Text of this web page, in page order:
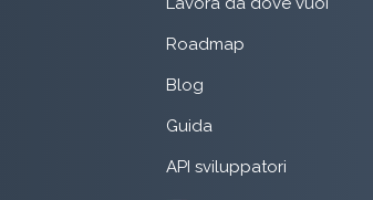
Roadmap
Blog
Guida
API sviluppatori